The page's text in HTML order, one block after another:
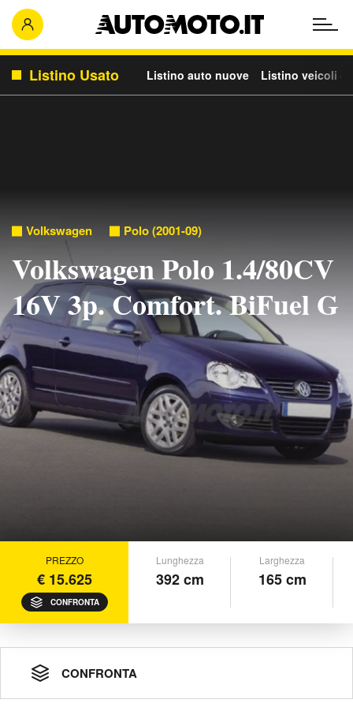
Listino Usato Listino auto nuove Listino veicoli
Volkswagen Polo (2001-09)
Volkswagen Polo 1.4/80CV
16V 3p. Comfort. BiFuel G
PREZZO
€ 15.625
CONFRONTA
Lunghezza
392 cm
Larghezza
165 cm
CONFRONTA